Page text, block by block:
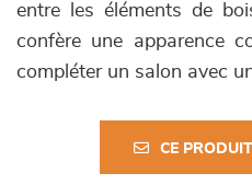
entre les éléments de
confère une apparence
compléter un salon avec
CE